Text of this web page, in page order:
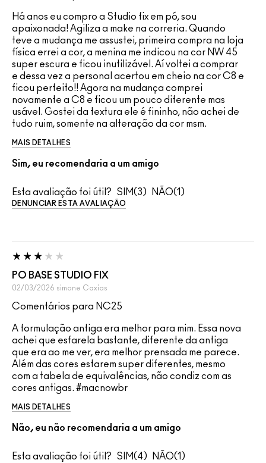
Há anos eu compro a Studio fix em pó, sou
apaixonada! Agiliza a make na correria. Quando
teve a mudança me assustei, primeira compra na loja
física errei a cor, a menina me indicou na cor NW 45
super escura e ficou inutilizável. Aí voltei a comprar
e dessa vez a personal acertou em cheio na cor C8 e
ficou perfeito!! Agora na mudança comprei
novamente a C8 e ficou um pouco diferente mas
usável. Gostei da textura ele é fininho, não achei de
tudo ruim, somente na alteração da cor msm.
MAIS DETALHES
Sim, eu recomendaria a um amigo
Esta avaliação foi útil? 3 1
DENUNCIAR ESTA AVALIAÇÃO
PO BASE STUDIO FIX
02/03/2026 simone Caxias
Comentários para NC25
A formulação antiga era melhor para mim. Essa nova
achei que esfarela bastante, diferente da antiga
que era ao me ver, era melhor prensada me parece.
Além das cores estarem super diferentes, mesmo
com a tabela de equivalências, não condiz com as
cores antigas. #macnowbr
MAIS DETALHES
Não, eu não recomendaria a um amigo
Esta avaliação foi útil? 4 1